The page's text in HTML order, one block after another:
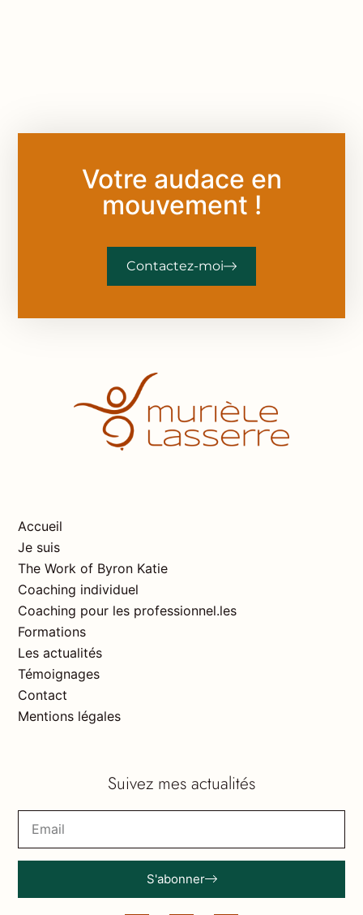
Votre audace en
mouvement !
Contactez-moi
Accueil
Je suis
The Work of Byron Katie
Coaching individuel
Coaching pour les professionnel.les
Formations
Les actualités
Témoignages
Contact
Mentions légales
Suivez mes actualités
S'abonner